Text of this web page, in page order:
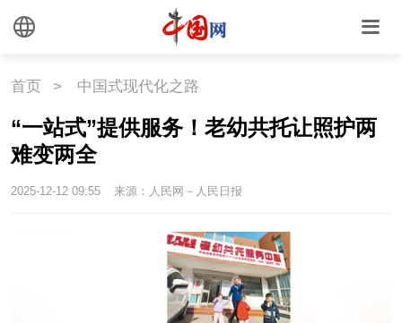
首页 > 中国式现代化之路
“一站式”提供服务！老幼共托让照护两
难变两全
2025-12-12 09:55 来源：人民网－人民日报